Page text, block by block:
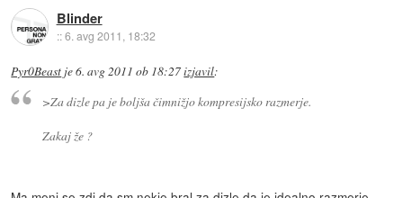
Blinder
::6. avg 2011, 18:32
Pyr0Beast je6. avg 2011 ob 18:27izjavil:
>Za dizle pa je boljša čimnižjo kompresijsko razmerje.
Zakaj že ?